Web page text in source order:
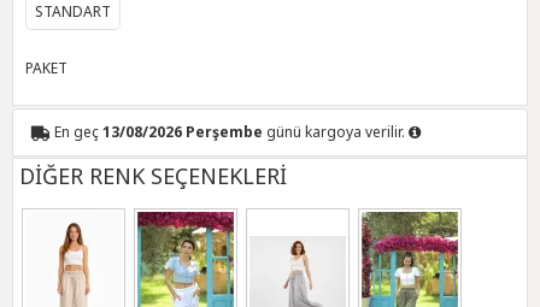
STANDART
PAKET
En geç13/08/2026 Perşembe günü kargoya verilir.
DİĞER RENK SEÇENEKLERİ